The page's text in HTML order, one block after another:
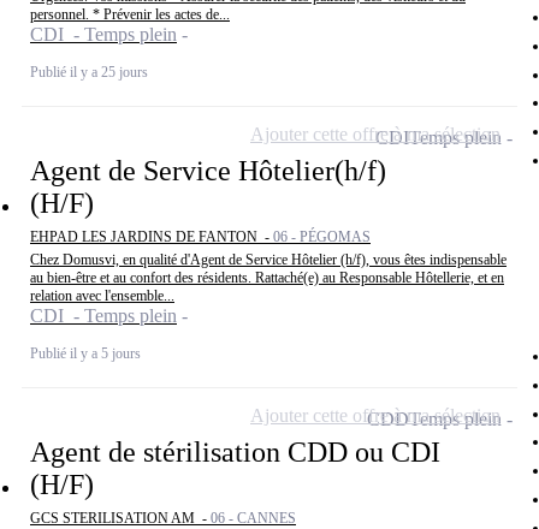
personnel. * Prévenir les actes de...
CDI - Temps plein
Publié il y a 25 jours
Agent de Service Hôtelier(h/f)
(H/F)
EHPAD LES JARDINS DE FANTON - 06 - PÉGOMAS
Chez Domusvi, en qualité d'Agent de Service Hôtelier (h/f), vous êtes indispensable
au bien-être et au confort des résidents. Rattaché(e) au Responsable Hôtellerie, et en
relation avec l'ensemble...
CDI - Temps plein
Publié il y a 5 jours
CDITemps plein
Ajouter cette offre à ma sélection
Agent de stérilisation CDD ou CDI
(H/F)
GCS STERILISATION AM - 06 - CANNES
CDDTemps plein
Ajouter cette offre à ma sélection